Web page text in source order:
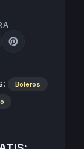
Boleros